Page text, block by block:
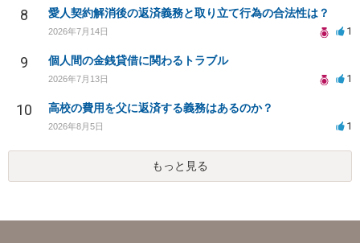
8 愛人契約解消後の返済義務と取り立て行為の合法性は？
2026年7月14日 1
9 個人間の金銭貸借に関わるトラブル
2026年7月13日 1
10 高校の費用を父に返済する義務はあるのか？
2026年8月5日 1
もっと見る